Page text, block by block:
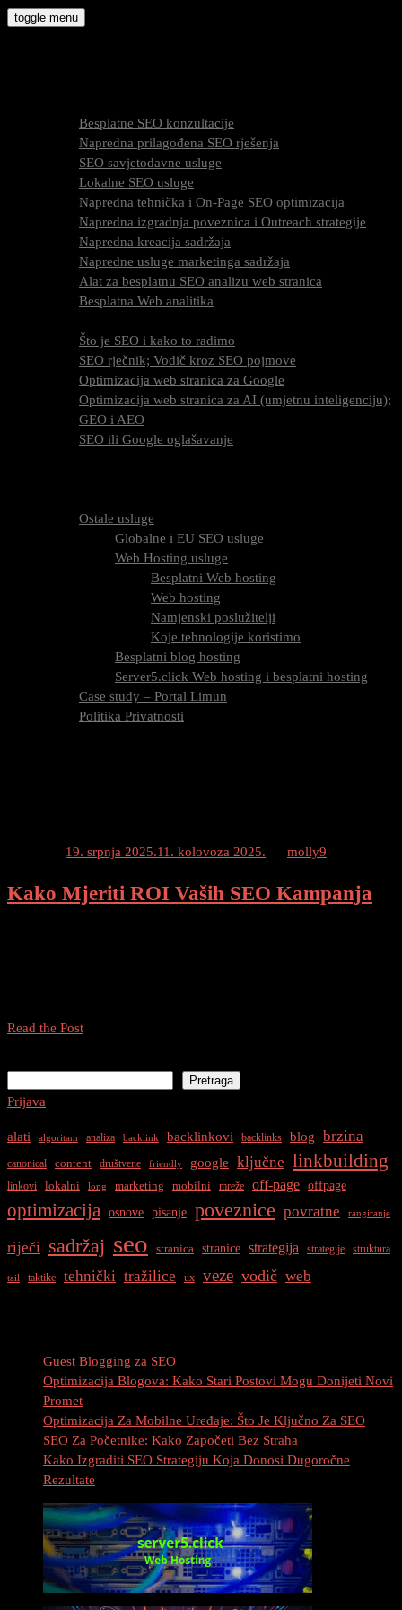
Skip
toggle menu
Besplatne SEO konzultacije
Napredna prilagođena SEO rješenja
SEO savjetodavne usluge
Lokalne SEO usluge
Napredna tehnička i On-Page SEO optimizacija
Napredna izgradnja poveznica i Outreach strategije
Napredna kreacija sadržaja
Napredne usluge marketinga sadržaja
Alat za besplatnu SEO analizu web stranica
Besplatna Web analitika
Što je SEO i kako to radimo
SEO rječnik; Vodič kroz SEO pojmove
Optimizacija web stranica za Google
Optimizacija web stranica za AI (umjetnu inteligenciju);
GEO i AEO
SEO ili Google oglašavanje
Ostale usluge
Globalne i EU SEO usluge
Web Hosting usluge
Besplatni Web hosting
Web hosting
Namjenski poslužitelji
Koje tehnologije koristimo
Besplatni blog hosting
Server5.click Web hosting i besplatni hosting
Case study – Portal Limun
Politika Privatnosti
19. srpnja 2025.11. kolovoza 2025. molly9
Kako Mjeriti ROI Vaših SEO Kampanja
Read the PostKako
Vaših
Pretraga
Prijava
alati algoritam analiza backlink backlinkovi backlinks blog brzina
canonical content društvene friendly google ključne linkbuilding
linkovi lokalni long marketing mobilni mreže off-page offpage
optimizacija osnove pisanje poveznice povratne rangiranje
riječi sadržaj seo stranica stranice strategija strategije struktura
tail taktike tehnički tražilice ux veze vodič web
Guest Blogging za SEO
Optimizacija Blogova: Kako Stari Postovi Mogu Donijeti Novi
Promet
Optimizacija Za Mobilne Uređaje: Što Je Ključno Za SEO
SEO Za Početnike: Kako Započeti Bez Straha
Kako Izgraditi SEO Strategiju Koja Donosi Dugoročne
Rezultate